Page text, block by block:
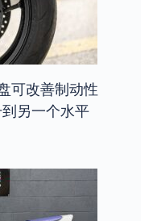
可改善制动性
另一个水平